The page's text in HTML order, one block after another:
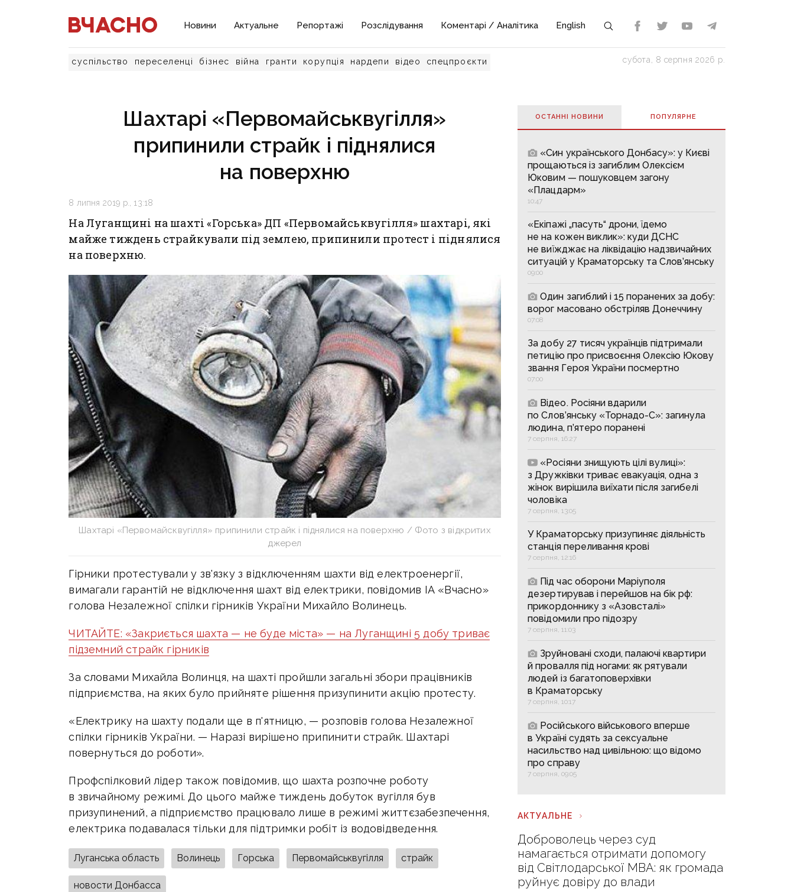
Новини Актуальне Репортажі Розслідування Коментарі / Аналітика English
суспільство переселенці бізнес війна гранти корупція нардепи відео спецпроєкти субота, 8 серпня 2026 р.
Шахтарі «Первомайськвугілля»
припинили страйк і піднялися
на поверхню
8 липня 2019 р., 13:18
На Луганщині на шахті «Горська» ДП «Первомайськвугілля» шахтарі, які
майже тиждень страйкували під землею, припинили протест і піднялися
на поверхню.
Шахтарі «Первомайсквугілля» припинили страйк і піднялися на поверхню / Фото з відкритих
джерел
Гірники протестували у зв'язку з відключенням шахти від електроенергії,
вимагали гарантій не відключення шахт від електрики, повідомив ІА «Вчасно»
голова Незалежної спілки гірників України Михайло Волинець.
ЧИТАЙТЕ: «Закриється шахта — не буде міста» — на Луганщині 5 добу триває
підземний страйк гірників
За словами Михайла Волинця, на шахті пройшли загальні збори працівників
підприємства, на яких було прийняте рішення призупинити акцію протесту.
«Електрику на шахту подали ще в п'ятницю, — розповів голова Незалежної
спілки гірників України. — Наразі вирішено припинити страйк. Шахтарі
повернуться до роботи».
Профспілковий лідер також повідомив, що шахта розпочне роботу
в звичайному режимі. До цього майже тиждень добуток вугілля був
призупинений, а підприємство працювало лише в режимі життєзабезпечення,
електрика подавалася тільки для підтримки робіт із водовідведення.
Луганська область Волинець Горська Первомайськвугілля страйк
новости Донбасса
ОСТАННІ НОВИНИ ПОПУЛЯРНE
«Син українського Донбасу»: у Києві
прощаються із загиблим Олексієм
Юковим — пошуковцем загону
«Плацдарм»
10:47
«Екіпажі „пасуть“ дрони, їдемо
не на кожен виклик»: куди ДСНС
не виїжджає на ліквідацію надзвичайних
ситуацій у Краматорську та Слов’янську
09:00
Один загиблий і 15 поранених за добу:
ворог масовано обстріляв Донеччину
07:08
За добу 27 тисяч українців підтримали
петицію про присвоєння Олексію Юкову
звання Героя України посмертно
07:00
Відео. Росіяни вдарили
по Слов’янську «Торнадо-С»: загинула
людина, п’ятеро поранені
7 серпня, 16:27
«Росіяни знищують цілі вулиці»:
з Дружківки триває евакуація, одна з
жінок вирішила виїхати після загибелі
чоловіка
7 серпня, 13:05
У Краматорську призупиняє діяльність
станція переливання крові
7 серпня, 12:16
Під час оборони Маріуполя
дезертирував і перейшов на бік рф:
прикордоннику з «Азовсталі»
повідомили про підозру
7 серпня, 11:03
Зруйновані сходи, палаючі квартири
й провалля під ногами: як рятували
людей із багатоповерхівки
в Краматорську
7 серпня, 10:17
Російського військового вперше
в Україні судять за сексуальне
насильство над цивільною: що відомо
про справу
7 серпня, 09:05
АКТУАЛЬНЕ
Доброволець через суд
намагається отримати допомогу
від Світлодарської МВА: як громада
руйнує довіру до влади